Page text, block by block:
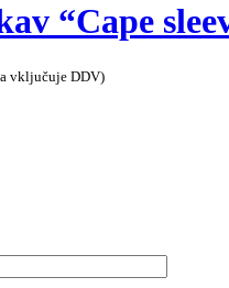
“Cape
vključuje DDV)